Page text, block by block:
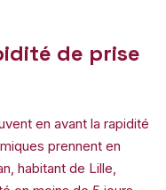
de prise
en avant la rapidité
prennent en
habitant de Lille,